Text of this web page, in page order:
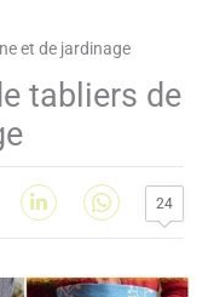
tabliers de
24